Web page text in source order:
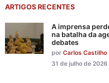
ARTIGOS RECENTES
A imprensa
na batalha da
debates
por Carlos Castilho
31 de julho de 2026